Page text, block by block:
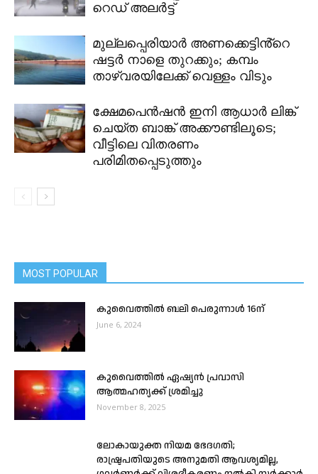
റെഡ് അലർട്ട്
മുല്ലപ്പെരിയാർ അണക്കെട്ടിൻ്റെ
ഷട്ടർ നാളെ തുറക്കും; കമ്പം
താഴ്വരയിലേക്ക് വെള്ളം വിടും
ക്ഷേമപെൻഷൻ ഇനി ആധാർ ലിങ്ക്
ചെയ്ത ബാങ്ക് അക്കൗണ്ടിലൂടെ;
വീട്ടിലെ വിതരണം
പരിമിതപ്പെടുത്തും
MOST POPULAR
കുവൈത്തിൽ ബലി പെരുന്നാൾ 16ന്
June 6, 2024
കുവൈത്തിൽ ഏഷ്യൻ പ്രവാസി
ആത്മഹത്യക്ക് ശ്രമിച്ചു
November 8, 2025
ലോകായുക്ത നിയമ ഭേദഗതി;
രാഷ്ട്രപതിയുടെ അനുമതി ആവശ്യമില്ല,